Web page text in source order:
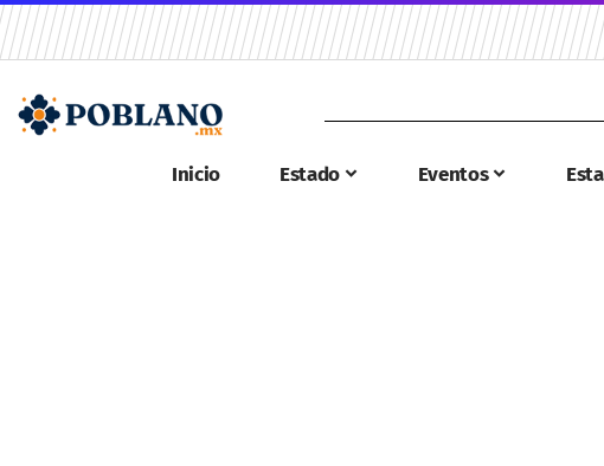
Inicio Estado Eventos